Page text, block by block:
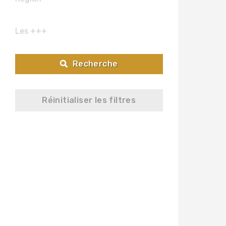
Les +++
Il est ouvert?
Les +++
Recherche
Réinitialiser les filtres